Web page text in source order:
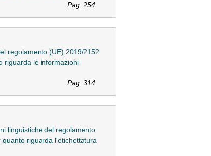
Pag. 254
regolamento (UE) 2019/2152
riguarda le informazioni
Pag. 314
linguistiche del regolamento
riguarda l'etichettatura